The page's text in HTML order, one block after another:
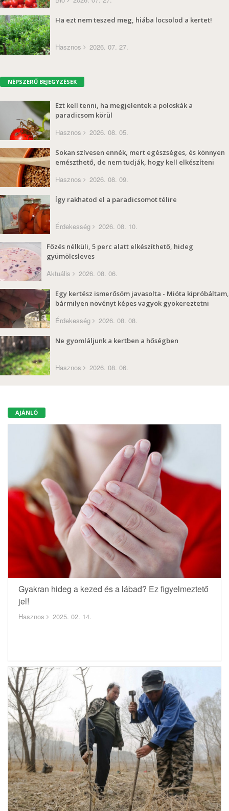
Ha ezt nem teszed meg, hiába locsolod a kertet!
Hasznos 2026. 07. 27.
NÉPSZERŰ BEJEGYZÉSEK
Ezt kell tenni, ha megjelentek a poloskák a
paradicsom körül
Hasznos 2026. 08. 05.
Sokan szívesen ennék, mert egészséges, és könnyen
emészthető, de nem tudják, hogy kell elkészíteni
Hasznos 2026. 08. 09.
Így rakhatod el a paradicsomot télire
Érdekesség 2026. 08. 10.
Főzés nélküli, 5 perc alatt elkészíthető, hideg
gyümölcsleves
Aktuális 2026. 08. 06.
Egy kertész ismerősöm javasolta - Mióta kipróbáltam,
bármilyen növényt képes vagyok gyökereztetni
Érdekesség 2026. 08. 08.
Ne gyomláljunk a kertben a hőségben
Hasznos 2026. 08. 06.
AJÁNLÓ
Gyakran hideg a kezed és a lábad? Ez figyelmeztető
jel!
Hasznos 2025. 02. 14.